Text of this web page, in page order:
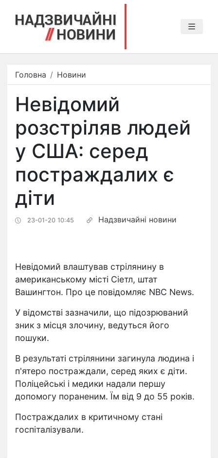
Головна Новини
Невідомий
розстріляв людей
у США: серед
постраждалих є
діти
23-01-20 10:45 Надзвичайні новини
Невідомий влаштував стрілянину в
американському місті Сіетл, штат
Вашингтон. Про це повідомляє NBC News.
У відомстві зазначили, що підозрюваний
зник з місця злочину, ведуться його
пошуки.
В результаті стрілянини загинула людина і
п'ятеро постраждали, серед яких є діти.
Поліцейські і медики надали першу
допомогу пораненим. Їм від 9 до 55 років.
Постраждалих в критичному стані
госпіталізували.